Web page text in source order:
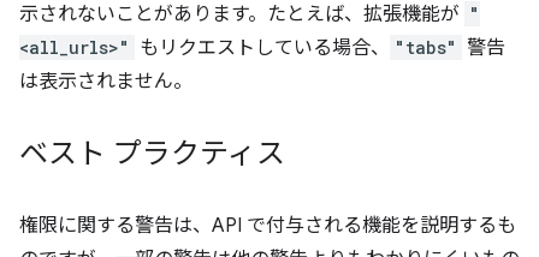
示されないことがあります。たとえば、拡張機能が "
<all_urls>"
もリクエストしている場合、 "tabs" 警告
は表示されません。
ベスト プラクティス
権限に関する警告は、API で付与される機能を説明するも